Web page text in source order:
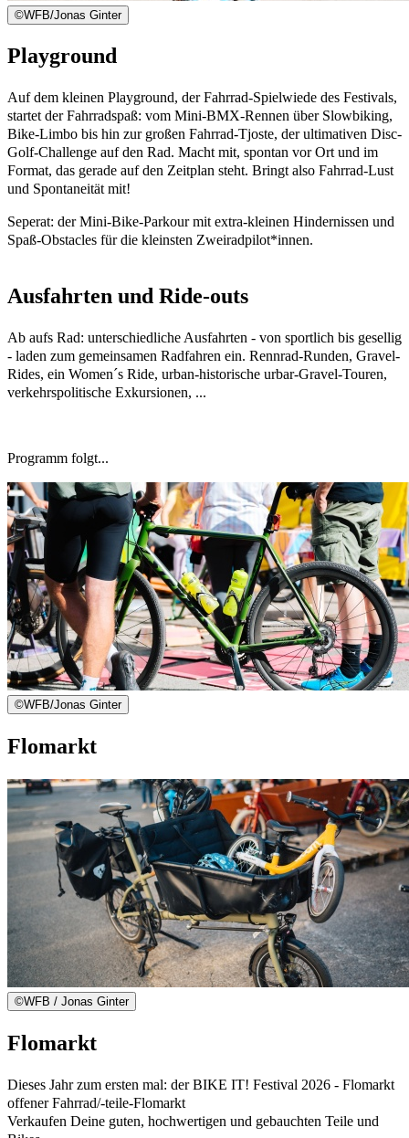
©WFB/Jonas Ginter
Playground
Auf dem kleinen Playground, der Fahrrad-Spielwiede des Festivals,
startet der Fahrradspaß: vom Mini-BMX-Rennen über Slowbiking,
Bike-Limbo bis hin zur großen Fahrrad-Tjoste, der ultimativen Disc-
Golf-Challenge auf den Rad. Macht mit, spontan vor Ort und im
Format, das gerade auf den Zeitplan steht. Bringt also Fahrrad-Lust
und Spontaneität mit!
Seperat: der Mini-Bike-Parkour mit extra-kleinen Hindernissen und
Spaß-Obstacles für die kleinsten Zweiradpilot*innen.
Ausfahrten und Ride-outs
Ab aufs Rad: unterschiedliche Ausfahrten - von sportlich bis gesellig
- laden zum gemeinsamen Radfahren ein. Rennrad-Runden, Gravel-
Rides, ein Women´s Ride, urban-historische urbar-Gravel-Touren,
verkehrspolitische Exkursionen, ...
Programm folgt...
©WFB/Jonas Ginter
Flomarkt
©WFB / Jonas Ginter
Flomarkt
Dieses Jahr zum ersten mal: der BIKE IT! Festival 2026 - Flomarkt
offener Fahrrad/-teile-Flomarkt
Verkaufen Deine guten, hochwertigen und gebauchten Teile und